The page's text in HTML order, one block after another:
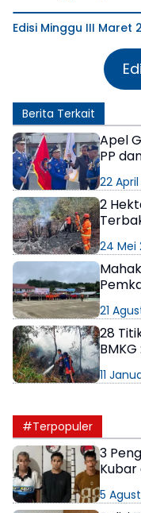
Edisi Minggu III Maret
Berita Terkait
Apel
PP
22
2
24 Mei
21
28
11
#Terpopuler
3
Kubar
5